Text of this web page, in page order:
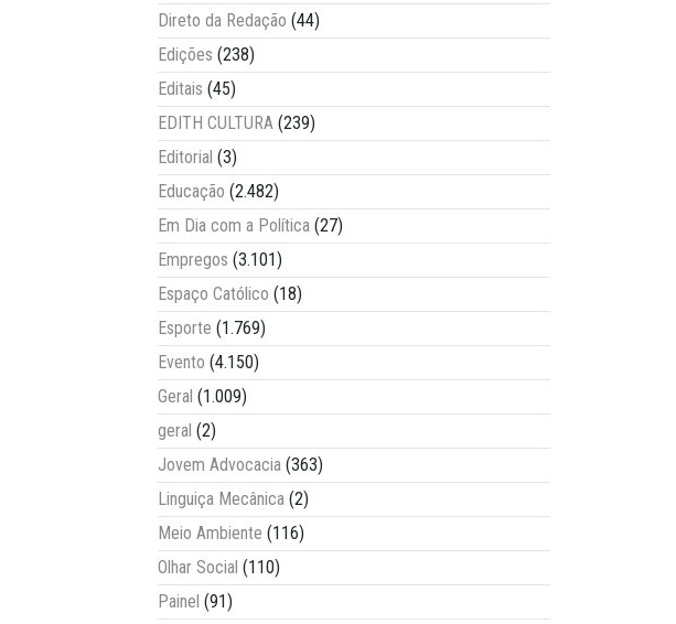
Direto da Redação (44)
Edições (238)
Editais (45)
EDITH CULTURA (239)
Editorial (3)
Educação (2.482)
Em Dia com a Política (27)
Empregos (3.101)
Espaço Católico (18)
Esporte (1.769)
Evento (4.150)
Geral (1.009)
geral (2)
Jovem Advocacia (363)
Linguiça Mecânica (2)
Meio Ambiente (116)
Olhar Social (110)
Painel (91)